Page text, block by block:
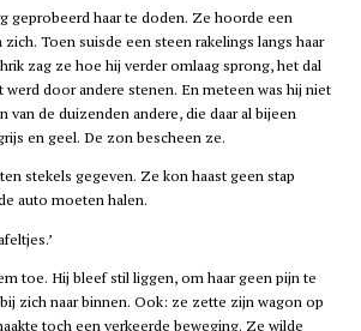
geprobeerd haar te doden. Ze hoorde een
zich. Toen suisde een steen rakelings langs haar
zag ze hoe hij verder omlaag sprong, het dal
door andere stenen. En meteen was hij niet
van de duizenden andere, die daar al bijeen
en geel. De zon bescheen ze.
stekels gegeven. Ze kon haast geen stap
auto moeten halen.
toe. Hij bleef stil liggen, om haar geen pijn te
zich naar binnen. Ook: ze zette zijn wagon op
toch een verkeerde beweging. Ze wilde